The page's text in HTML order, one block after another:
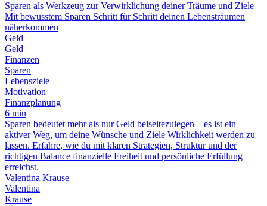
Sparen als Werkzeug zur Verwirklichung deiner Träume und Ziele
Mit bewusstem Sparen Schritt für Schritt deinen Lebensträumen
näherkommen
Geld
Geld
Finanzen
Sparen
Lebensziele
Motivation
Finanzplanung
6 min
Sparen bedeutet mehr als nur Geld beiseitezulegen – es ist ein
aktiver Weg, um deine Wünsche und Ziele Wirklichkeit werden zu
lassen. Erfahre, wie du mit klaren Strategien, Struktur und der
richtigen Balance finanzielle Freiheit und persönliche Erfüllung
erreichst.
Valentina Krause
Valentina
Krause